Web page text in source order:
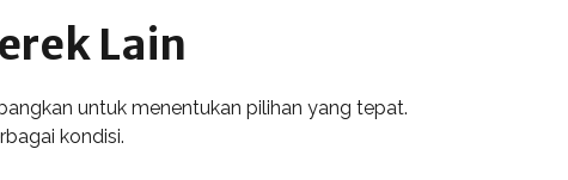
Lain
untuk menentukan pilihan yang tepat.
kondisi.